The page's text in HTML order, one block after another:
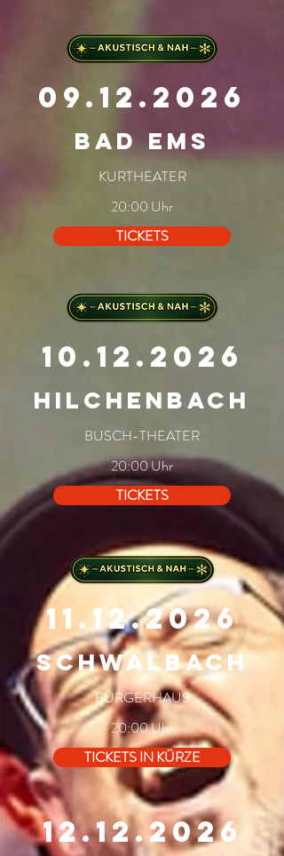
09.12.2026
bad ems
KURTHEATER
20:00 Uhr
TICKETS
10.12.2026
HILCHENBACH
BUSCH-THEATER
20:00 Uhr
TICKETS
11.12.2026
SCHWALBACH
BÜRGERHAUS
20:00 Uhr
TICKETS IN KÜRZE
12.12.2026